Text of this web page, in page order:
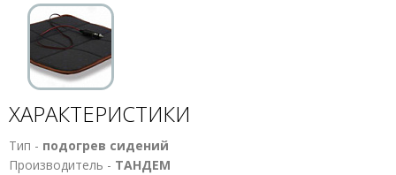
ХАРАКТЕРИСТИКИ
Тип - подогрев сидений
Производитель - ТАНДЕМ